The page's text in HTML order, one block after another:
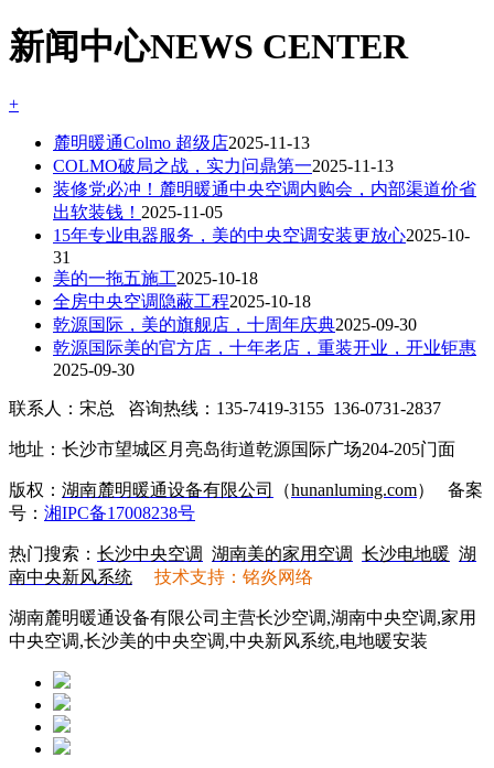
新闻中心NEWS CENTER
+
麓明暖通Colmo 超级店2025-11-13
COLMO破局之战，实力问鼎第一2025-11-13
装修党必冲！麓明暖通中央空调内购会，内部渠道价省
出软装钱！ 2025-11-05
15年专业电器服务，美的中央空调安装更放心2025-10-
31
美的一拖五施工2025-10-18
全房中央空调隐蔽工程2025-10-18
乾源国际，美的旗舰店，十周年庆典2025-09-30
乾源国际美的官方店，十年老店，重装开业，开业钜惠
2025-09-30
联系人：宋总 咨询热线：135-7419-3155 136-0731-2837
地址：长沙市望城区月亮岛街道乾源国际广场204-205门面
版权： 湖南麓明暖通设备有限公司 （hunanluming.com）
备案
号： 湘IPC备17008238号
热门搜索： 长沙中央空调 湖南美的家用空调 长沙电地暖 湖
南中央新风系统
技术支持：铭炎网络
湖南麓明暖通设备有限公司主营长沙空调,湖南中央空调,家用
中央空调,长沙美的中央空调,中央新风系统,电地暖安装